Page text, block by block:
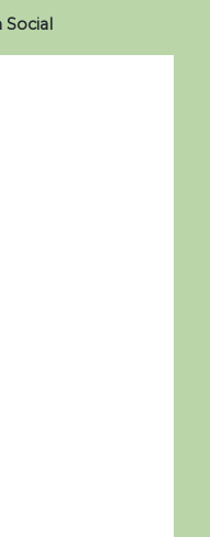
Social